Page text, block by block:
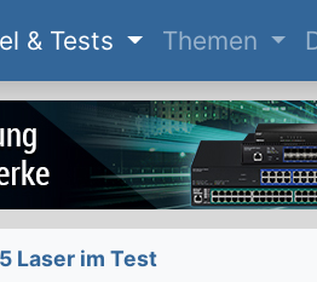
& Tests Themen
Laser im Test